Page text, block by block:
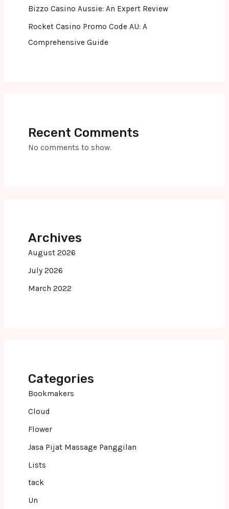
Bizzo Casino Aussie: An Expert Review
Rocket Casino Promo Code AU: A
Comprehensive Guide
Recent Comments
No comments to show.
Archives
August 2026
July 2026
March 2022
Categories
Bookmakers
Cloud
Flower
Jasa Pijat Massage Panggilan
Lists
tack
Un